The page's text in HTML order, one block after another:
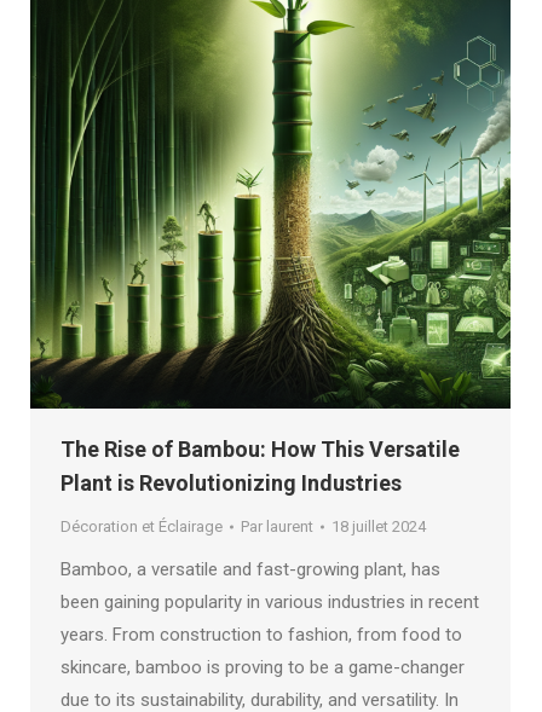
The Rise of Bambou: How This Versatile
Plant is Revolutionizing Industries
Décoration et Éclairage Par laurent 18 juillet 2024
Bamboo, a versatile and fast-growing plant, has
been gaining popularity in various industries in recent
years. From construction to fashion, from food to
skincare, bamboo is proving to be a game-changer
due to its sustainability, durability, and versatility. In